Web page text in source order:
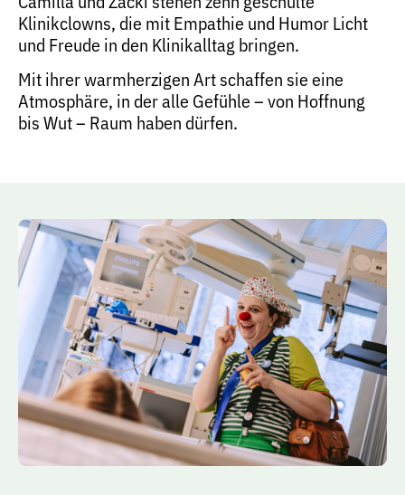
Klinikclowns, die mit Empathie und Humor Licht
und Freude in den Klinikalltag bringen.
Mit ihrer warmherzigen Art schaffen sie eine
Atmosphäre, in der alle Gefühle – von Hoffnung
bis Wut – Raum haben dürfen.